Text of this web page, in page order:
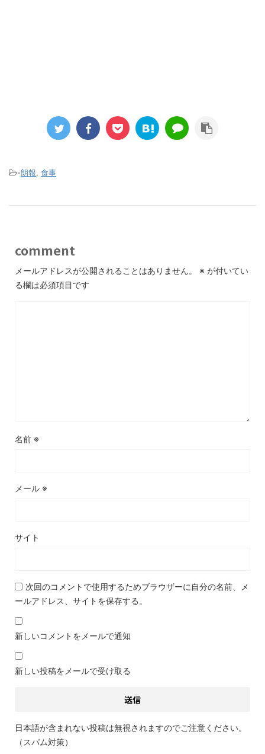
-朗報, 食事
comment
メールアドレスが公開されることはありません。 ※ が付いてい
る欄は必須項目です
名前 ※
メール ※
サイト
次回のコメントで使用するためブラウザーに自分の名前、メ
ールアドレス、サイトを保存する。
新しいコメントをメールで通知
新しい投稿をメールで受け取る
日本語が含まれない投稿は無視されますのでご注意ください。
（スパム対策）